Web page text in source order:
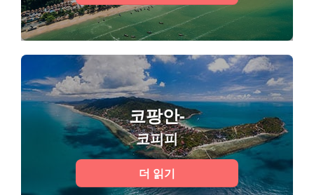
코팡안-
코피피
더 읽기